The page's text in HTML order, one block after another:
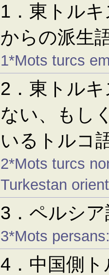
1．東トル
からの派生
1*Mots turcs
2．東トル
ない、もし
いるトルコ
2*Mots turcs
Turkestan
3．ペルシ
3*Mots
4．中国側